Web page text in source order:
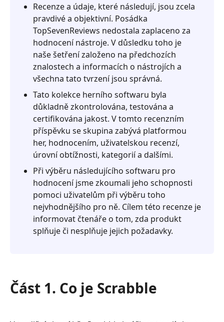
testujeme
hry
jako
Scrabble
Část
3.
7
her
jako
Scrabble
Review
Část
4.
Nejlepších
7
her
jako
Scrabble
Časté
Recenze a údaje, které následují, jsou zcela
pravdivé a objektivní. Posádka
TopSevenReviews nedostala zaplaceno za
hodnocení nástroje. V důsledku toho je
naše šetření založeno na předchozích
znalostech a informacích o nástrojích a
všechna tato tvrzení jsou správná.
Tato kolekce herního softwaru byla
důkladně zkontrolována, testována a
certifikována jakost. V tomto recenzním
příspěvku se skupina zabývá platformou
her, hodnocením, uživatelskou recenzí,
úrovní obtížnosti, kategorií a dalšími.
Při výběru následujícího softwaru pro
hodnocení jsme zkoumali jeho schopnosti
pomoci uživatelům při výběru toho
nejvhodnějšího pro ně. Cílem této recenze je
informovat čtenáře o tom, zda produkt
splňuje či nesplňuje jejich požadavky.
Část 1. Co je Scrabble